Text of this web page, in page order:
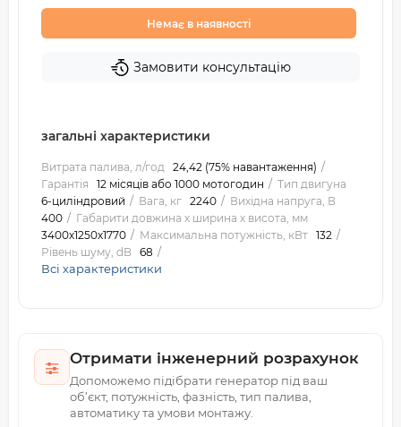
Немає в наявності
Замовити консультацію
загальні характеристики
Витрата палива, л/год 24,42 (75% навантаження)
Гарантія
12 місяців або 1000 мотогодин
Тип двигуна
6-циліндровий
Вага, кг 2240
Вихідна напруга, В
400
Габарити довжина х ширина х висота, мм
3400х1250х1770
Максимальна потужність, кВт 132
Рівень шуму, dB 68
Всі характеристики
Отримати інженерний розрахунок
Допоможемо підібрати генератор під ваш
об’єкт, потужність, фазність, тип палива,
автоматику та умови монтажу.